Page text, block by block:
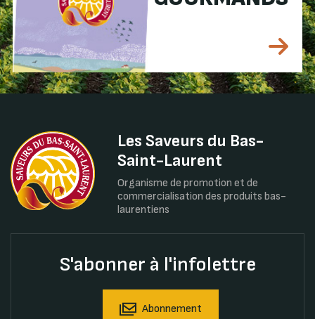
Les Saveurs du Bas-
Saint-Laurent
Organisme de promotion et de
commercialisation des produits bas-
laurentiens
S'abonner à l'infolettre
Abonnement